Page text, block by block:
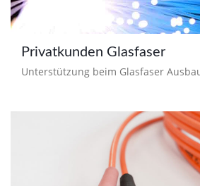
Privatkunden Glasfaser
Unterstützung beim Glasfaser